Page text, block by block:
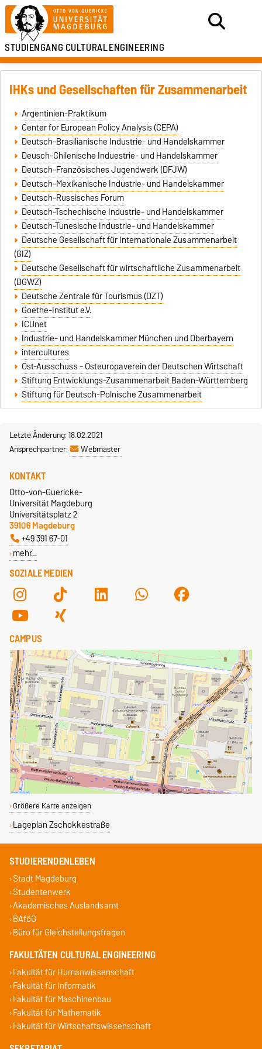
STUDIENGANGCULTURALENGINEERING
IHKs und Gesellschaften für Zusammenarbeit
Argentinien-Praktikum
Center for European Policy Analysis (CEPA)
Deutsch-Brasilianische Industrie- und Handelskammer
Deusch-Chilenische Induestrie- und Handelskammer
Deutsch-Französisches Jugendwerk (DFJW)
Deutsch-Mexikanische Industrie- und Handelskammer
Deutsch-Russisches Forum
Deutsch-Tschechische Industrie- und Handelskammer
Deutsch-Tunesische Industrie- und Handelskammer
Deutsche Gesellschaft für Internationale Zusammenarbeit
(GIZ)
Deutsche Gesellschaft für wirtschaftliche Zusammenarbeit
(DGWZ)
Deutsche Zentrale für Tourismus (DZT)
Goethe-Institut e.V.
ICUnet
Industrie- und Handelskammer München und Oberbayern
intercultures
Ost-Ausschuss - Osteuropaverein der Deutschen Wirtschaft
Stiftung Entwicklungs-Zusammenarbeit Baden-Württemberg
Stiftung für Deutsch-Polnische Zusammenarbeit
Letzte Änderung: 18.02.2021
Ansprechpartner:
Webmaster
SOZIALE MEDIEN
KONTAKT
Otto-von-Guericke-
Universität Magdeburg
Universitätsplatz 2
39106 Magdeburg
+49 391 67-01
mehr…
CAMPUS
Größere Karte anzeigen
Lageplan Zschokkestraße
STUDIERENDENLEBEN
Stadt Magdeburg
Studentenwerk
Akademisches Auslandsamt
BAföG
Büro für Gleichstellungsfragen
FAKULTÄTEN CULTURAL ENGINEERING
Fakultät für Humanwissenschaft
Fakultät für Informatik
Fakultät für Maschinenbau
Fakultät für Mathematik
Fakultät für Wirtschaftswissenschaft